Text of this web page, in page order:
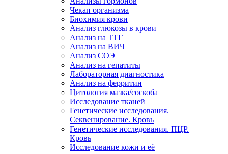
Чекап организма
Биохимия крови
Анализ глюкозы в крови
Анализ на ТТГ
Анализ на ВИЧ
Анализ СОЭ
Анализ на гепатиты
Лабораторная диагностика
Анализ на ферритин
Цитология мазка/соскоба
Исследование тканей
Генетические исследования.
Секвенирование. Кровь
Генетические исследования. ПЦР.
Кровь
Исследование кожи и её